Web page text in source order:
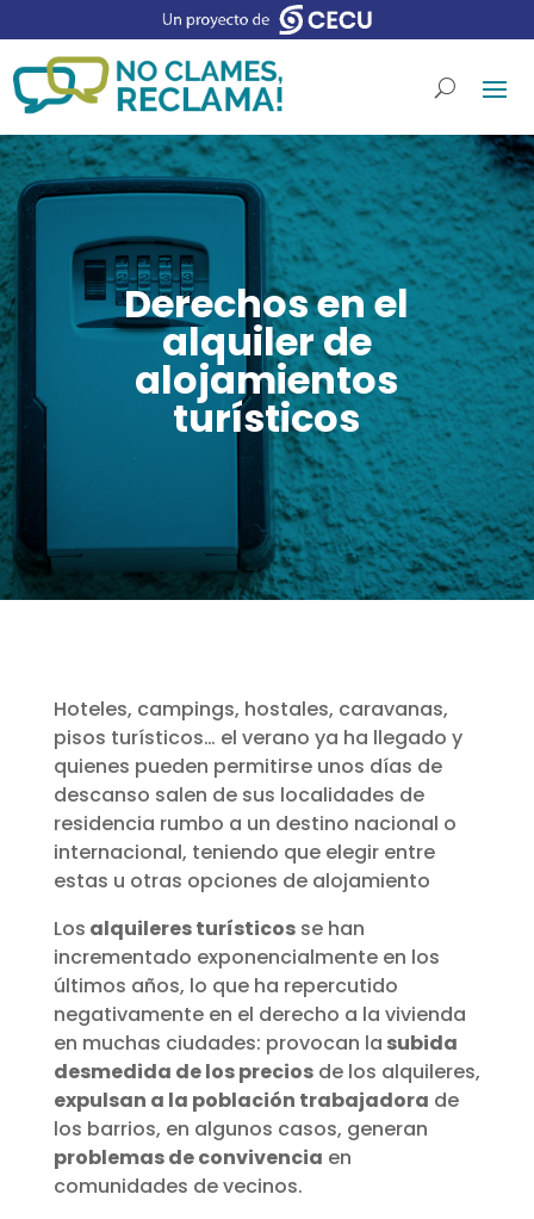
Derechos en el
alquiler de
alojamientos
turísticos
Hoteles, campings, hostales, caravanas,
pisos turísticos… el verano ya ha llegado y
quienes pueden permitirse unos días de
descanso salen de sus localidades de
residencia rumbo a un destino nacional o
internacional, teniendo que elegir entre
estas u otras opciones de alojamiento
Los alquileres turísticosse han
incrementado exponencialmente en los
últimos años, lo que ha repercutido
negativamente en el derecho a la vivienda
en muchas ciudades: provocan la subida
desmedida de los preciosde los alquileres,
expulsan a la población trabajadora de
los barrios, en algunos casos, generan
problemas de convivencia en
comunidades de vecinos.